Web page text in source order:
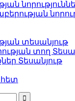
տեսանյութ
տող
Տեսանյութ